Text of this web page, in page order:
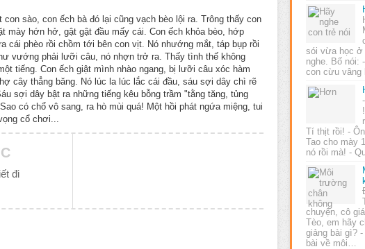
sào, con ếch bà đó lại cũng vạch bèo lội ra. Trông thấy con
mày hớn hở, gật gật đầu mấy cái. Con ếch khỏa bèo, hớp
cái phèo rồi chồm tới bên con vịt. Nó nhướng mắt, táp bụp rồi
vướng phải lưỡi câu, nó nhợn trở ra. Thấy tình thế không
tiếng. Con ếch giật mình nhào ngang, bị lưỡi câu xóc hàm
cây thẳng băng. Nó lúc la lúc lắc cái đầu, sáu sợi dây chì rẽ
sợi dây bật ra những tiếng kêu bỗng trầm "tằng tăng, tủng
có chổ vô sang, ra hò mùi quá! Một hồi phát ngứa miệng, tui
cổ chơi...
đi
sói vừa học ở
nghe. Bố nói:
con cừu
Tí thịt rồi! -
Tao cho mày
nó rồi mà! -
chuyện, cô
Tèo, em hãy
giảng bài gì?
bài về môi…